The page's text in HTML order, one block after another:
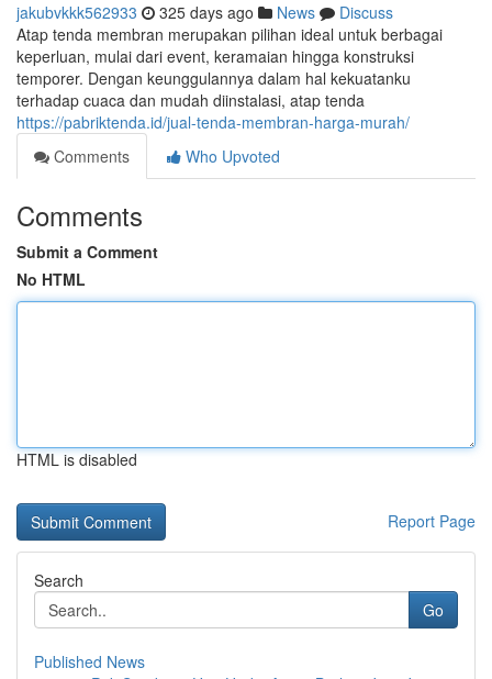
jakubvkkk562933 325 days ago News
Discuss
Atap tenda membran merupakan pilihan ideal untuk berbagai
keperluan, mulai dari event, keramaian hingga konstruksi
temporer. Dengan keunggulannya dalam hal kekuatanku
terhadap cuaca dan mudah diinstalasi, atap tenda
https://pabriktenda.id/jual-tenda-membran-harga-murah/
Comments
Who Upvoted
Comments
Submit a Comment
No HTML
HTML is disabled
Report Page
Search
Go
Published News